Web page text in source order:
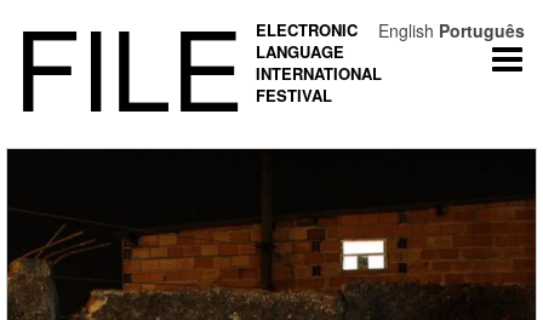
FILE
ELECTRONIC
LANGUAGE
INTERNATIONAL
FESTIVAL
English Português